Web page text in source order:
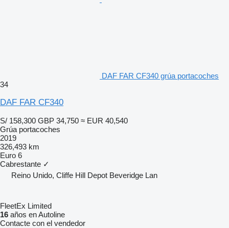
DAF FAR CF340 grúa portacoches
34
DAF FAR CF340
S/ 158,300 GBP 34,750 ≈ EUR 40,540
Grúa portacoches
2019
326,493 km
Euro 6
Cabrestante ✓
Reino Unido, Cliffe Hill Depot Beveridge Lan
FleetEx Limited
16 años en Autoline
Contacte con el vendedor